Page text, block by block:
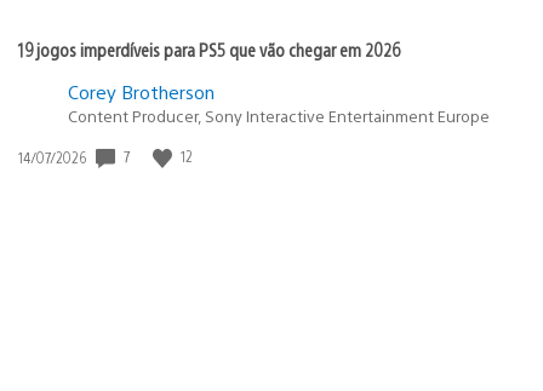
19 jogos imperdíveis para PS5 que vão chegar em 2026
Corey Brotherson
Content Producer, Sony Interactive Entertainment Europe
Data
14/07/2026 7 12